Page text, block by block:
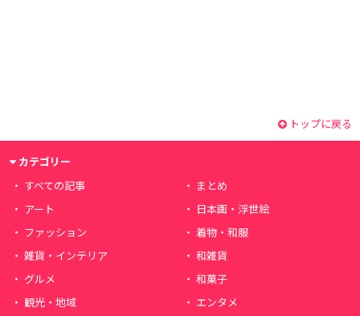
トップに戻る
カテゴリー
すべての記事
まとめ
アート
日本画・浮世絵
ファッション
着物・和服
雑貨・インテリア
和雑貨
グルメ
和菓子
観光・地域
エンタメ